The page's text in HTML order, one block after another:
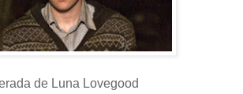
de Luna Lovegood